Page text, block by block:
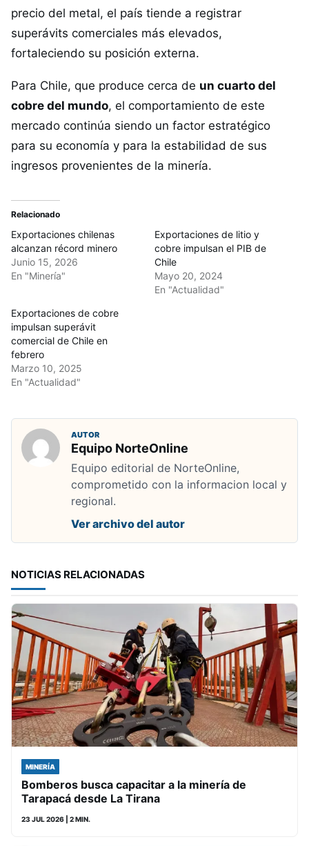
precio del metal, el país tiende a registrar
superávits comerciales más elevados,
fortaleciendo su posición externa.
Para Chile, que produce cerca de un cuarto del
cobre del mundo, el comportamiento de este
mercado continúa siendo un factor estratégico
para su economía y para la estabilidad de sus
ingresos provenientes de la minería.
Relacionado
Exportaciones chilenas
alcanzan récord minero
Junio 15, 2026
En "Minería"
Exportaciones de litio y
cobre impulsan el PIB de
Chile
Mayo 20, 2024
En "Actualidad"
Exportaciones de cobre
impulsan superávit
comercial de Chile en
febrero
Marzo 10, 2025
En "Actualidad"
AUTOR
Equipo NorteOnline
Equipo editorial de NorteOnline,
comprometido con la informacion local y
regional.
Ver archivo del autor
NOTICIAS RELACIONADAS
MINERÍA
Bomberos busca capacitar a la minería de
Tarapacá desde La Tirana
23 JUL 2026 | 2 MIN.